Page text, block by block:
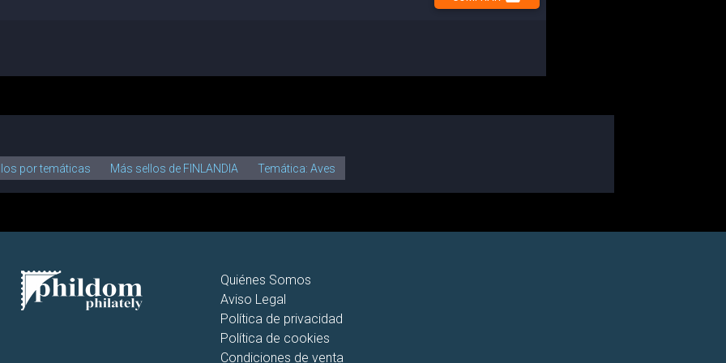
por temáticas Más sellos de FINLANDIA Temática: Aves
Quiénes Somos
Aviso Legal
Política de privacidad
Política de cookies
Condiciones de venta